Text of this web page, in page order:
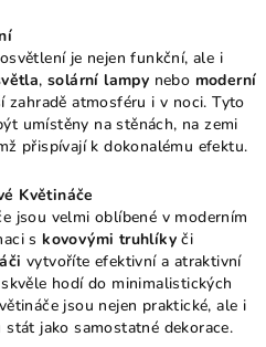
je nejen funkční, ale i
,solární lampy nebo moderní
zahradě atmosféru i v noci. Tyto
umístěny na stěnách, na zemi
přispívají k dokonalému efektu.
Květináče
jsou velmi oblíbené v moderním
s kovovými truhlíky či
vytvoříte efektivní a atraktivní
hodí do minimalistických
jsou nejen praktické, ale i
jako samostatné dekorace.